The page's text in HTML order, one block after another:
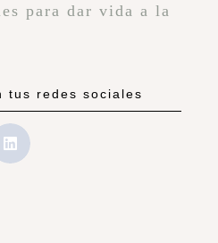
para dar vida a la
tus redes sociales